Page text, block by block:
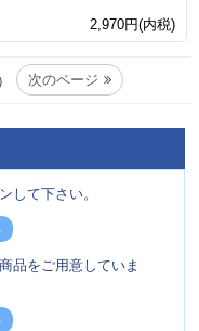
2,970円(内税)
次のページ
して下さい。
品をご用意していま